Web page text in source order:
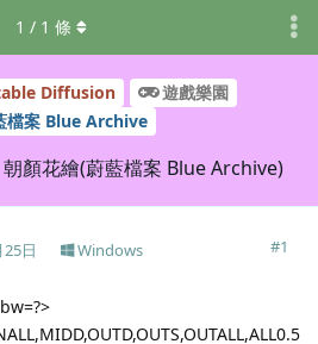
Diffusion
遊戲樂園
檔案 Blue Archive
朝顏花繪(蔚藍檔案 Blue Archive)
1 / 1 條
日 #1
Windows